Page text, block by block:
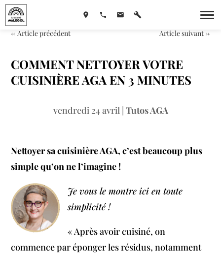
←Article précédent Article suivant→
COMMENT NETTOYER VOTRE
CUISINIÈRE AGA EN 3 MINUTES
vendredi 24 avril| Tutos AGA
Nettoyer sa cuisinière AGA, c’est beaucoup plus
simple qu’on ne l’imagine !
Je vous le montre ici en toute
simplicité !
« Après avoir cuisiné, on
commence par éponger les résidus, notamment